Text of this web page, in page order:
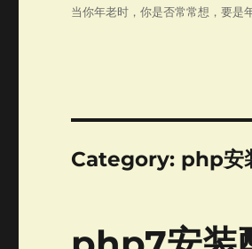
当你年老时，你是否常常想，要是
Category: php安